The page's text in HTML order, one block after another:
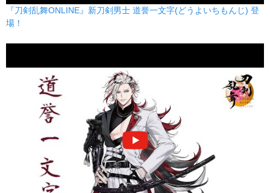
『刀剣乱舞ONLINE』新刀剣男士 道誉一文字(どうよいちもんじ) 登
場！